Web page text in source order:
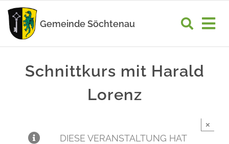
Zum
Inhalt
springen
Gemeinde Söchtenau
WIRTSCHAFT
Schnittkurs mit Harald
Lorenz
DIESE VERANSTALTUNG HAT
×